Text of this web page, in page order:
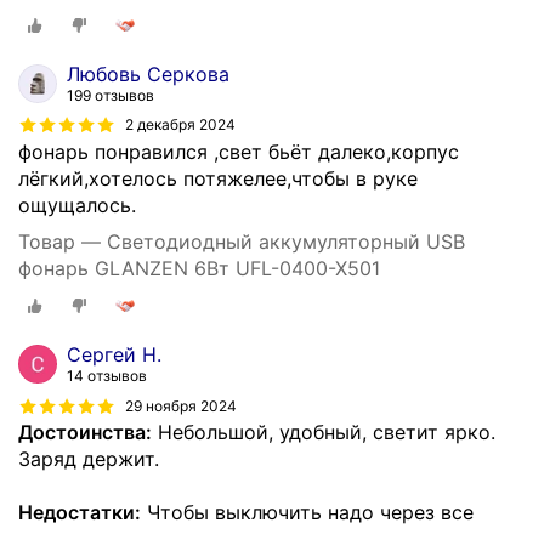
Любовь Серкова
199 отзывов
2 декабря 2024
фонарь понравился ,свет бьёт далеко,корпус
лёгкий,хотелось потяжелее,чтобы в руке
ощущалось.
Товар — Светодиодный аккумуляторный USB
фонарь GLANZEN 6Вт UFL-0400-X501
Сергей Н.
14 отзывов
29 ноября 2024
Достоинства: Небольшой, удобный, светит ярко.
Заряд держит.
Недостатки: Чтобы выключить надо через все